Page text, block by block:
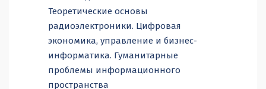
Теоретические основы
радиоэлектроники. Цифровая
экономика, управление и бизнес-
информатика. Гуманитарные
проблемы информационного
пространства